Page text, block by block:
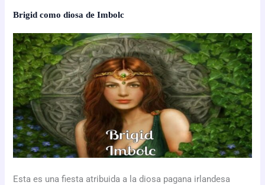
Brigid como diosa de Imbolc
Esta es una fiesta atribuida a la diosa pagana irlandesa